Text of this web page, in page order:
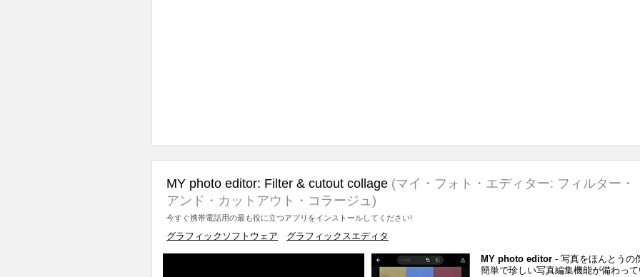
MY photo editor: Filter & cutout collage (マイ・フォト・エディター: フィルター・
アンド・カットアウト・コラージュ)
今すぐ携帯電話用の最も役に立つアプリをインストールしてください!
グラフィックソフトウェア グラフィックスエディタ
MY photo editor - 写真をほんとうの
簡単で珍しい写真編集機能が備わって